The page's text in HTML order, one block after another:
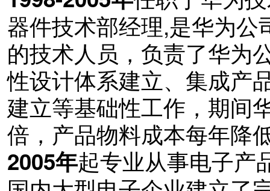
器件技术部经理,是华为
的技术人员，负责了华为
性设计体系建立、集成产
建立等基础性工作，期间
倍，产品物料成本每年降
2005年起专业从事电子产